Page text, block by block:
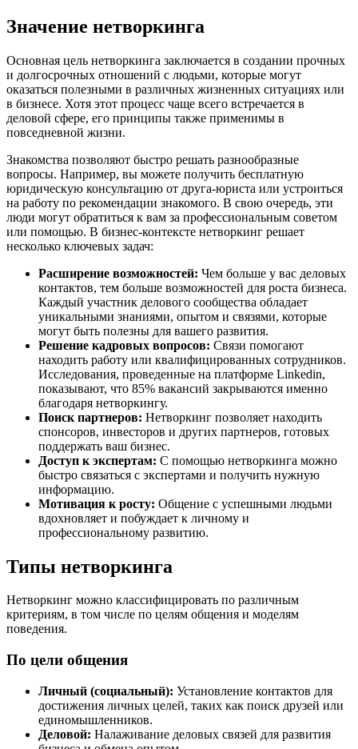
Значение нетворкинга
Основная цель нетворкинга заключается в создании прочных
и долгосрочных отношений с людьми, которые могут
оказаться полезными в различных жизненных ситуациях или
в бизнесе. Хотя этот процесс чаще всего встречается в
деловой сфере, его принципы также применимы в
повседневной жизни.
Знакомства позволяют быстро решать разнообразные
вопросы. Например, вы можете получить бесплатную
юридическую консультацию от друга-юриста или устроиться
на работу по рекомендации знакомого. В свою очередь, эти
люди могут обратиться к вам за профессиональным советом
или помощью. В бизнес-контексте нетворкинг решает
несколько ключевых задач:
Расширение возможностей: Чем больше у вас деловых
контактов, тем больше возможностей для роста бизнеса.
Каждый участник делового сообщества обладает
уникальными знаниями, опытом и связями, которые
могут быть полезны для вашего развития.
Решение кадровых вопросов: Связи помогают
находить работу или квалифицированных сотрудников.
Исследования, проведенные на платформе Linkedin,
показывают, что 85% вакансий закрываются именно
благодаря нетворкингу.
Поиск партнеров: Нетворкинг позволяет находить
спонсоров, инвесторов и других партнеров, готовых
поддержать ваш бизнес.
Доступ к экспертам: С помощью нетворкинга можно
быстро связаться с экспертами и получить нужную
информацию.
Мотивация к росту: Общение с успешными людьми
вдохновляет и побуждает к личному и
профессиональному развитию.
Типы нетворкинга
Нетворкинг можно классифицировать по различным
критериям, в том числе по целям общения и моделям
поведения.
По цели общения
Личный (социальный): Установление контактов для
достижения личных целей, таких как поиск друзей или
единомышленников.
Деловой: Налаживание деловых связей для развития